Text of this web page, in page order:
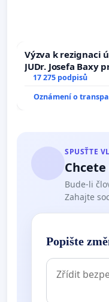
Výzva k rezignaci
JUDr. Josefa Baxy
ve spravedlivý
17 275 podpisů
Oznámení o
SPUSŤTE
Bude-li
Zahajte
Popište